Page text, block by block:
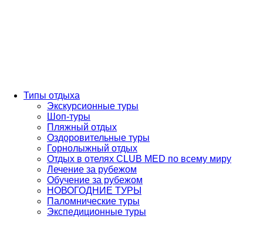
Типы отдыха
Экскурсионные туры
Шоп-туры
Пляжный отдых
Оздоровительные туры
Горнолыжный отдых
Отдых в отелях CLUB MED по всему миру
Лечение за рубежом
Обучение за рубежом
НОВОГОДНИЕ ТУРЫ
Паломнические туры
Экспедиционные туры